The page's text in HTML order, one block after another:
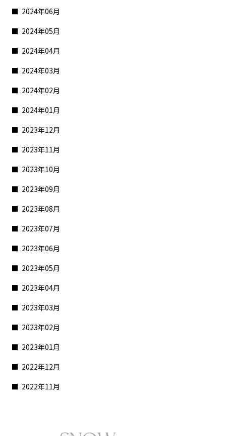
2024年06月
2024年05月
2024年04月
2024年03月
2024年02月
2024年01月
2023年12月
2023年11月
2023年10月
2023年09月
2023年08月
2023年07月
2023年06月
2023年05月
2023年04月
2023年03月
2023年02月
2023年01月
2022年12月
2022年11月